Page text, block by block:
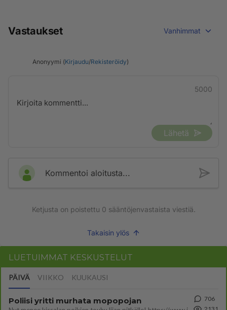
Vastaukset Vanhimmat
Anonyymi (Kirjaudu/Rekisteröidy)
5000
Lähetä
Kommentoi aloitusta...
Ketjusta on poistettu 0 sääntöjenvastaista viestiä.
Takaisin ylös
LUETUIMMAT KESKUSTELUT
PÄIVÄ VIIKKO KUUKAUSI
Poliisi yritti murhata mopopojan
706